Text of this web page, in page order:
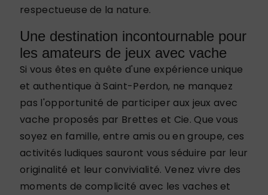
respectueuse de la nature.
Une destination incontournable pour
les amateurs de jeux avec vache
Si vous êtes en quête d'une expérience unique
et authentique à Saint-Perdon, ne manquez
pas l'opportunité de participer aux jeux avec
vache proposés par Brettes et Cie. Que vous
soyez en famille, entre amis ou en groupe, ces
activités ludiques sauront vous séduire par leur
originalité et leur convivialité. Venez vivre des
moments de complicité avec les vaches et